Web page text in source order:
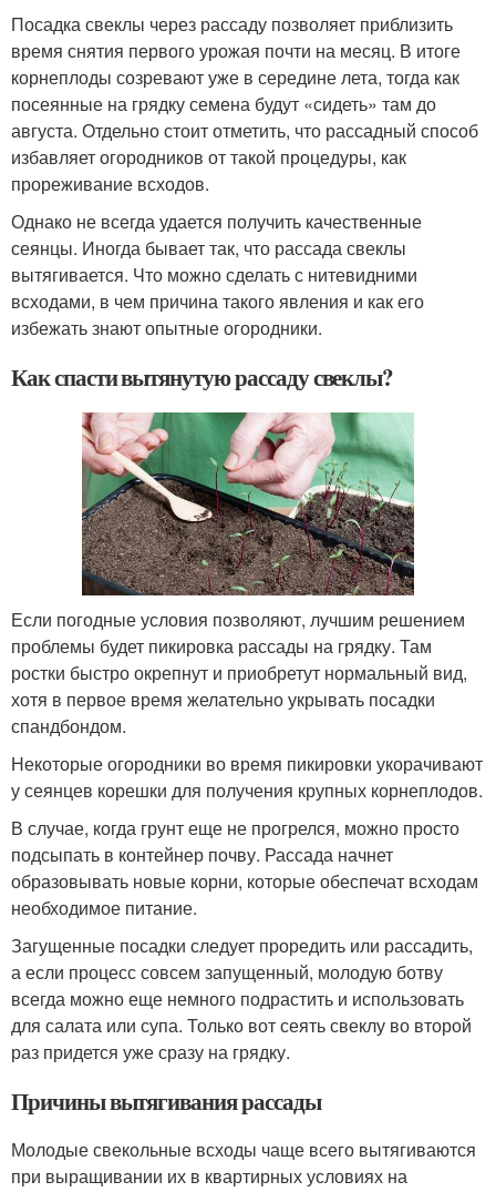
Посадка свеклы через рассаду позволяет приблизить
время снятия первого урожая почти на месяц. В итоге
корнеплоды созревают уже в середине лета, тогда как
посеянные на грядку семена будут «сидеть» там до
августа. Отдельно стоит отметить, что рассадный способ
избавляет огородников от такой процедуры, как
прореживание всходов.
Однако не всегда удается получить качественные
сеянцы. Иногда бывает так, что рассада свеклы
вытягивается. Что можно сделать с нитевидними
всходами, в чем причина такого явления и как его
избежать знают опытные огородники.
Как спасти вытянутую рассаду свеклы?
Если погодные условия позволяют, лучшим решением
проблемы будет пикировка рассады на грядку. Там
ростки быстро окрепнут и приобретут нормальный вид,
хотя в первое время желательно укрывать посадки
спандбондом.
Некоторые огородники во время пикировки укорачивают
у сеянцев корешки для получения крупных корнеплодов.
В случае, когда грунт еще не прогрелся, можно просто
подсыпать в контейнер почву. Рассада начнет
образовывать новые корни, которые обеспечат всходам
необходимое питание.
Загущенные посадки следует проредить или рассадить,
а если процесс совсем запущенный, молодую ботву
всегда можно еще немного подрастить и использовать
для салата или супа. Только вот сеять свеклу во второй
раз придется уже сразу на грядку.
Причины вытягивания рассады
Молодые свекольные всходы чаще всего вытягиваются
при выращивании их в квартирных условиях на